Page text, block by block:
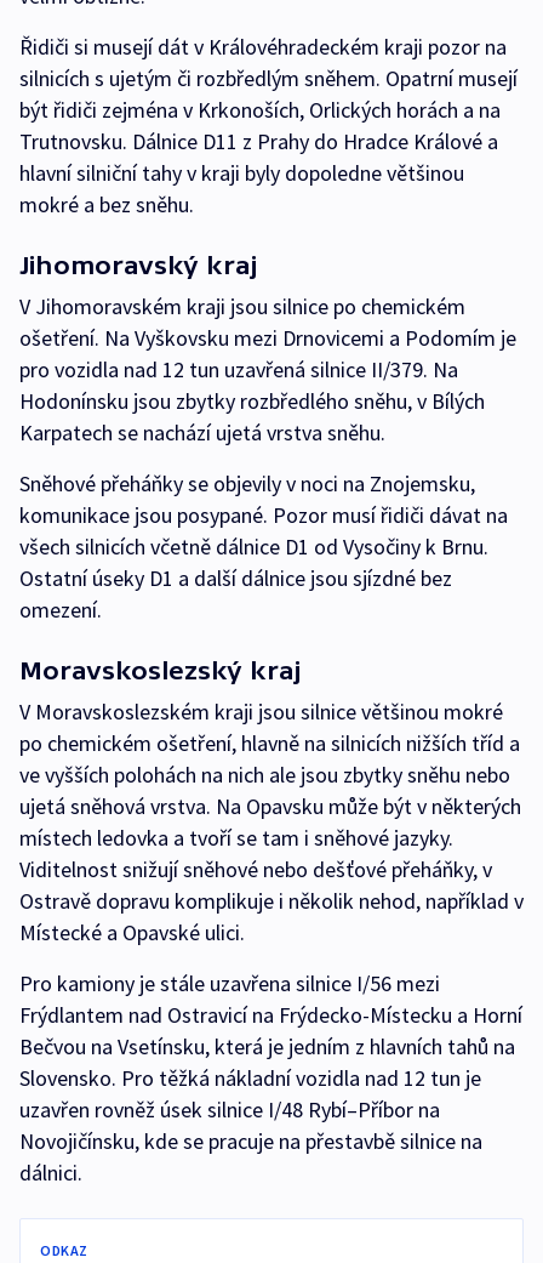
Řidiči si musejí dát v Královéhradeckém kraji pozor na
silnicích s ujetým či rozbředlým sněhem. Opatrní musejí
být řidiči zejména v Krkonoších, Orlických horách a na
Trutnovsku. Dálnice D11 z Prahy do Hradce Králové a
hlavní silniční tahy v kraji byly dopoledne většinou
mokré a bez sněhu.
Jihomoravský kraj
V Jihomoravském kraji jsou silnice po chemickém
ošetření. Na Vyškovsku mezi Drnovicemi a Podomím je
pro vozidla nad 12 tun uzavřená silnice II/379. Na
Hodonínsku jsou zbytky rozbředlého sněhu, v Bílých
Karpatech se nachází ujetá vrstva sněhu.
Sněhové přeháňky se objevily v noci na Znojemsku,
komunikace jsou posypané. Pozor musí řidiči dávat na
všech silnicích včetně dálnice D1 od Vysočiny k Brnu.
Ostatní úseky D1 a další dálnice jsou sjízdné bez
omezení.
Moravskoslezský kraj
V Moravskoslezském kraji jsou silnice většinou mokré
po chemickém ošetření, hlavně na silnicích nižších tříd a
ve vyšších polohách na nich ale jsou zbytky sněhu nebo
ujetá sněhová vrstva. Na Opavsku může být v některých
místech ledovka a tvoří se tam i sněhové jazyky.
Viditelnost snižují sněhové nebo dešťové přeháňky, v
Ostravě dopravu komplikuje i několik nehod, například v
Místecké a Opavské ulici.
Pro kamiony je stále uzavřena silnice I/56 mezi
Frýdlantem nad Ostravicí na Frýdecko-Místecku a Horní
Bečvou na Vsetínsku, která je jedním z hlavních tahů na
Slovensko. Pro těžká nákladní vozidla nad 12 tun je
uzavřen rovněž úsek silnice I/48 Rybí–Příbor na
Novojičínsku, kde se pracuje na přestavbě silnice na
dálnici.
ODKAZ